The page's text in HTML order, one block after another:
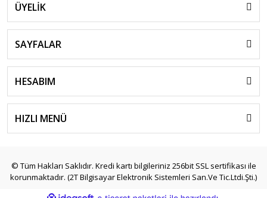
ÜYELİK
SAYFALAR
HESABIM
HIZLI MENÜ
© Tüm Hakları Saklıdır. Kredi kartı bilgileriniz 256bit SSL sertifikası ile
korunmaktadır. (2T Bilgisayar Elektronik Sistemleri San.Ve Tic.Ltdi.Şti.)